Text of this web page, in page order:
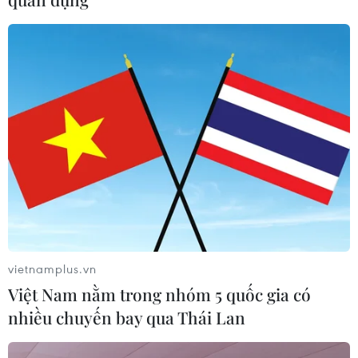
Khuyến khích các cơ sở giáo dục đại
Cần Thơ xem xét đề xuất xây dựng Tổ
hợp Giáo dục-Đào tạo 636 tỷ đồng
06/08/2026 13:24
Cà Mau hợp nhất 4 trường cao đẳng,
tăng quy mô đào tạo nhân lực chất
lượng cao
06/08/2026 11:43
vietnamplus.vn
Việt Nam nằm trong nhóm 5 quốc gia có
nhiều chuyến bay qua Thái Lan